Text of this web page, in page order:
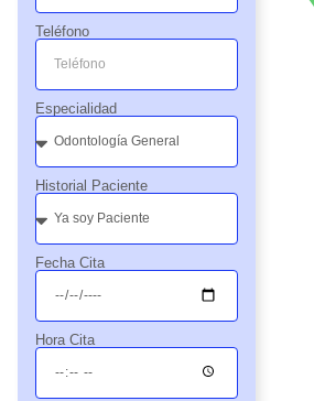
Teléfono
Especialidad
Historial Paciente
Fecha Cita
Hora Cita